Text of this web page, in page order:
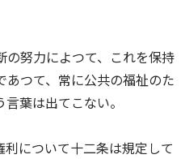
努力によつて、これを保持
つて、常に公共の福祉のた
葉は出てこない。
について十二条は規定して